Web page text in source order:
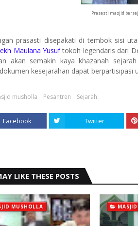
Prasasti masjid
prasasti disepakati di tembok sisi
Maulana Yusuftokoh legendaris dari
akan semakin kaya khazanah
kesejarahan dapat
musholla Pesantren Sejarah
Facebook Twitter
LIKE THESE POSTS
MUSHOLLA